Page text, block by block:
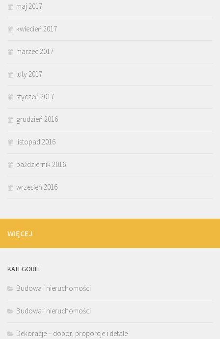
maj 2017
kwiecień 2017
marzec 2017
luty 2017
styczeń 2017
grudzień 2016
listopad 2016
październik 2016
wrzesień 2016
WIĘCEJ
KATEGORIE
Budowa i nieruchomości
Budowa i nieruchomości
Dekoracje – dobór, proporcje i detale